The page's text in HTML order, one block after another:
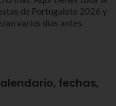
de Portugalete 2026 y
varios días antes.
fechas,